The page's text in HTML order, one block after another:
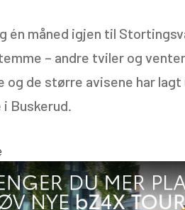
én måned igjen til
– andre tviler og
og de større avisene har
Buskerud.